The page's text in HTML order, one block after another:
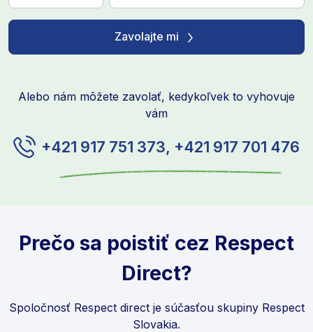
Zavolajte mi
Alebo nám môžete zavolať, kedykoľvek to vyhovuje
vám
+421 917 751 373, +421 917 701 476
Prečo sa poistiť cez Respect
Direct?
Spoločnosť Respect direct je súčasťou skupiny Respect
Slovakia.